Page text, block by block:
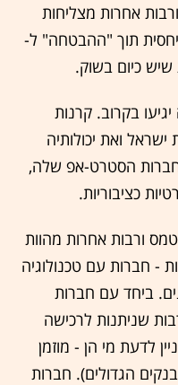
סטיבנס, CVC Equity Partners ורבות אחרות מצליחות
יחסית תוך "ההבטחה" ל-
בקרוב. קרנות
ואת יכולותיה
חברות הסטרט-אפ שלה,
כציבוריות.
ורבות אחרות מהוות
- חברות עם טכנולוגיה
ביחד עם חברות
שניתנות לרכישה
לדעת מי הן - מוזמן
הגדולים). חברות